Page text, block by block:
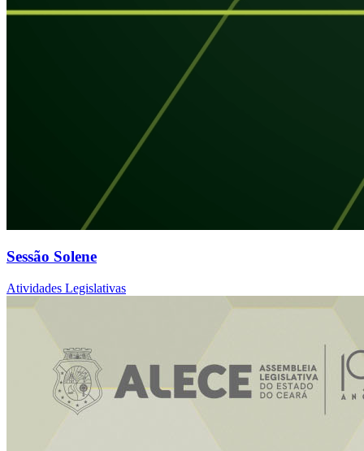
Sessão Solene
Atividades Legislativas